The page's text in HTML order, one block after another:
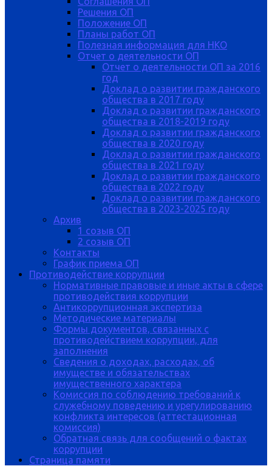
Решения ОП
Положение ОП
Планы работ ОП
Полезная информация для НКО
Отчет о деятельности ОП
Отчет о деятельности ОП за 2016
год
Доклад о развитии гражданского
общества в 2017 году
Доклад о развитии гражданского
общества в 2018-2019 году
Доклад о развитии гражданского
общества в 2020 году
Доклад о развитии гражданского
общества в 2021 году
Доклад о развитии гражданского
общества в 2022 году
Доклад о развитии гражданского
общества в 2023-2025 году
Архив
1 созыв ОП
2 созыв ОП
Контакты
График приема ОП
Противодействие коррупции
Нормативные правовые и иные акты в сфере
противодействия коррупции
Антикоррупционная экспертиза
Методические материалы
Формы документов, связанных с
противодействием коррупции, для
заполнения
Сведения о доходах, расходах, об
имуществе и обязательствах
имущественного характера
Комиссия по соблюдению требований к
служебному поведению и урегулированию
конфликта интересов (аттестационная
комиссия)
Обратная связь для сообщений о фактах
коррупции
Страница памяти